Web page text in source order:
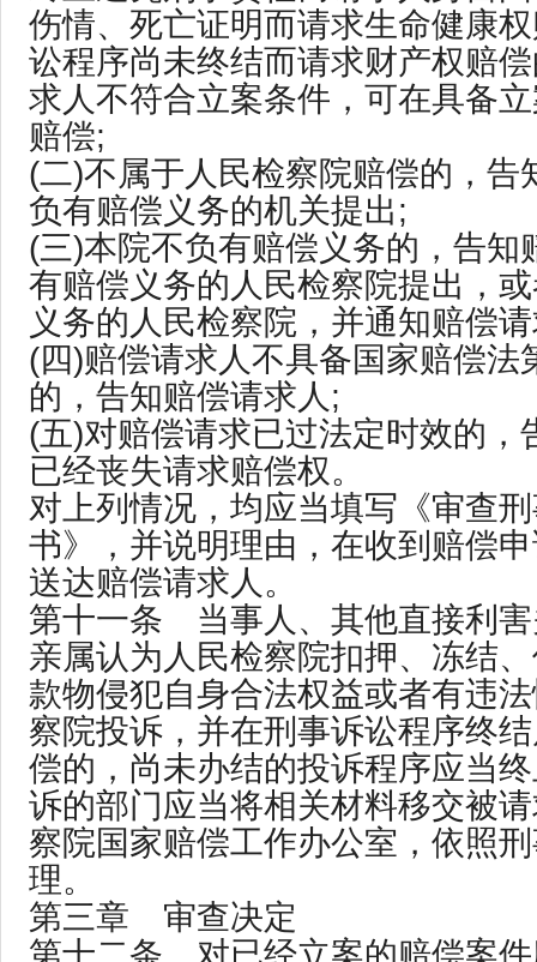
伤情、死亡证明而请求生命健康
讼程序尚未终结而请求财产权赔
求人不符合立案条件，可在具备
赔偿;
(二)不属于人民检察院赔偿的，告
负有赔偿义务的机关提出;
(三)本院不负有赔偿义务的，告知
有赔偿义务的人民检察院提出，
义务的人民检察院，并通知赔偿
(四)赔偿请求人不具备国家赔偿法
的，告知赔偿请求人;
(五)对赔偿请求已过法定时效的，
已经丧失请求赔偿权。
对上列情况，均应当填写《审查
书》，并说明理由，在收到赔偿
送达赔偿请求人。
第十一条 当事人、其他直接利害
亲属认为人民检察院扣押、冻结
款物侵犯自身合法权益或者有违
察院投诉，并在刑事诉讼程序终
偿的，尚未办结的投诉程序应当
诉的部门应当将相关材料移交被
察院国家赔偿工作办公室，依照
理。
第三章 审查决定
第十二条 对已经立案的赔偿案件